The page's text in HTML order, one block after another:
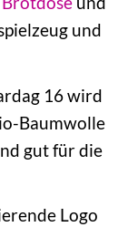
und
16 wird
Baumwolle
gut für die
Logo